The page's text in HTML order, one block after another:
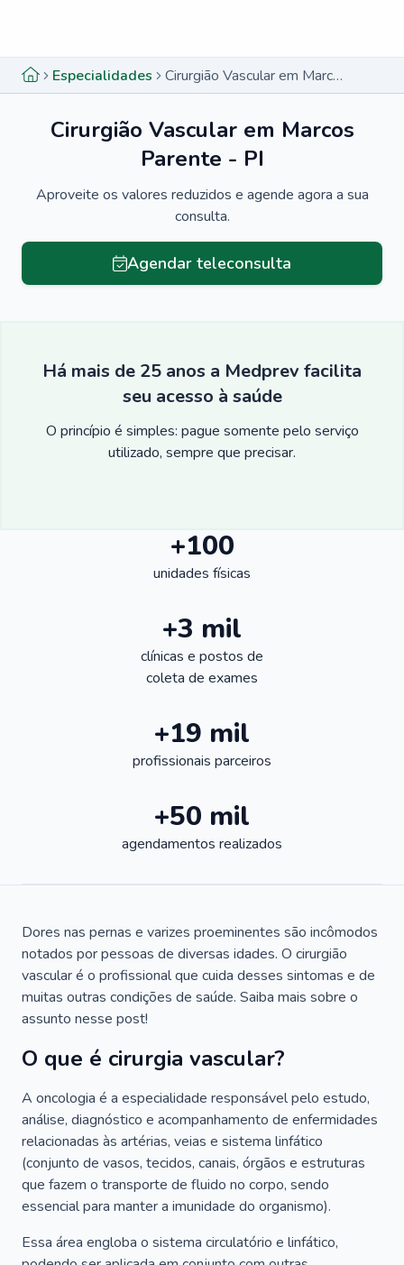
Especialidades Cirurgião Vascular em Marcos Parente - PI
Cirurgião Vascular em Marcos
Parente - PI
Aproveite os valores reduzidos e agende agora a sua
consulta.
Agendar teleconsulta
Há mais de 25 anos a Medprev facilita
seu acesso à saúde
O princípio é simples: pague somente pelo serviço
utilizado, sempre que precisar.
+100
unidades físicas
+3 mil
clínicas e postos de
coleta de exames
+19 mil
profissionais parceiros
+50 mil
agendamentos realizados
Dores nas pernas e varizes proeminentes são incômodos
notados por pessoas de diversas idades. O cirurgião
vascular é o profissional que cuida desses sintomas e de
muitas outras condições de saúde. Saiba mais sobre o
assunto nesse post!
O que é cirurgia vascular?
A oncologia é a especialidade responsável pelo estudo,
análise, diagnóstico e acompanhamento de enfermidades
relacionadas às artérias, veias e sistema linfático
(conjunto de vasos, tecidos, canais, órgãos e estruturas
que fazem o transporte de fluido no corpo, sendo
essencial para manter a imunidade do organismo).
Essa área engloba o sistema circulatório e linfático,